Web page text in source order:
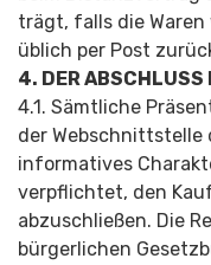
trägt, falls die
üblich per Post
4. DER ABSCHLUSS
4.1. Sämtliche
der Webschnittstelle
informatives
verpflichtet, den
abzuschließen. Die
bürgerlichen